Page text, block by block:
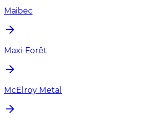
Maibec
Maxi-Forêt
McElroy Metal